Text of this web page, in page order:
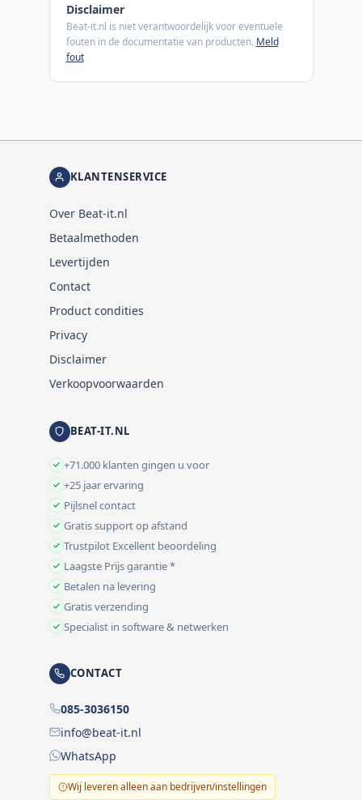
Disclaimer
Beat-it.nl is niet verantwoordelijk voor eventuele
fouten in de documentatie van producten. Meld
fout
KLANTENSERVICE
Over Beat-it.nl
Betaalmethoden
Levertijden
Contact
Product condities
Privacy
Disclaimer
Verkoopvoorwaarden
BEAT-IT.NL
+71.000 klanten gingen u voor
+25 jaar ervaring
Pijlsnel contact
Gratis support op afstand
Trustpilot Excellent beoordeling
Laagste Prijs garantie *
Betalen na levering
Gratis verzending
Specialist in software & netwerken
CONTACT
085-3036150
info@beat-it.nl
WhatsApp
Wij leveren alleen aan bedrijven/instellingen